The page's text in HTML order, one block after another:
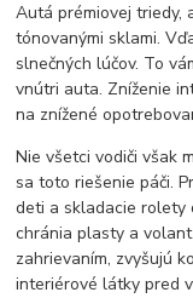
Autá prémiovej triedy,
tónovanými sklami.
slnečných lúčov. To
vnútri auta. Zníženie
na znížené
Nie všetci vodiči však
sa toto riešenie páči.
deti a skladacie rolety
chránia plasty a
zahrievaním, zvyšujú
interiérové ​​látky pred